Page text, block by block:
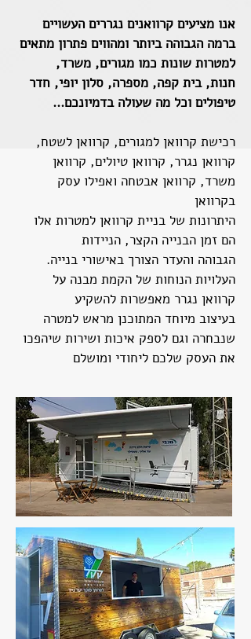
אנו מציעים קרוואנים נגררים העשויים
ברמה הגבוהה ביותר ומהווים פתרון מתאים
למטרות שונות כמו מגורים, משרד,
חנות, בית קפה, מספרה, סלון יופי, חדר
טיפולים וכל מה שעולה בדמיונכם...
רכישת קרוואן למגורים, קרוואן לשטח,
קרוואן נגרר, קרוואן טיולים, קרוואן
משרד, קרוואן אבטחה ואפילו עסק
בקרוואן
היתרונות של בניית קרוואן למטרות אלו
הם זמן הבנייה הקצר, הניידות
הגבוהה והעדר הצורך באישורי בנייה.
העלויות הנוחות של הקמת מבנה על
קרוואן נגרר מאפשרות להשקיע
בעיצוב מיוחד המתוכנן מראש למטרה
שנבחרה וגם לספק איכות ושירות שיהפכו
את העסק שלכם ליחודי ומושלם